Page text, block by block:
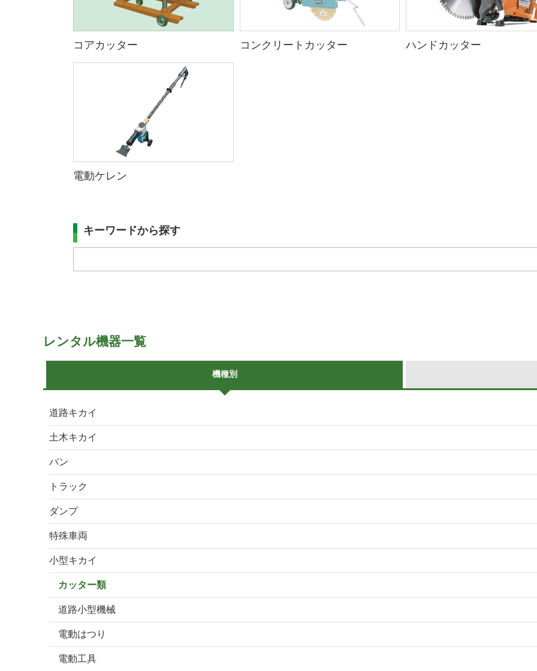
コアカッター コンクリートカッター ハンドカッター
電動ケレン
キーワードから探す
レンタル機器一覧
機種別
道路キカイ
土木キカイ
バン
トラック
ダンプ
特殊車両
小型キカイ
カッター類
道路小型機械
電動はつり
電動工具